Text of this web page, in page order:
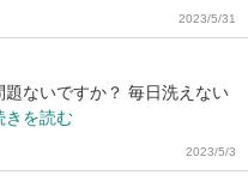
2023/5/31
ないですか？ 毎日洗えない
きを読む
2023/5/3